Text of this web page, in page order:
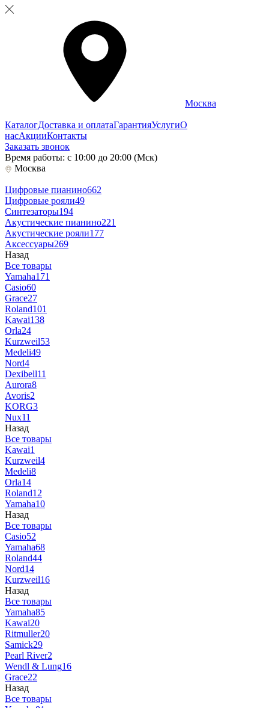
Москва
КаталогДоставка и оплатаГарантияУслугиО
насАкцииКонтакты
Заказать звонок
Время работы: с 10:00 до 20:00 (Мск)
Москва
Цифровые пианино662
Цифровые рояли49
Синтезаторы194
Акустические пианино221
Акустические рояли177
Аксессуары269
Назад
Все товары
Yamaha171
Casio60
Grace27
Roland101
Kawai138
Orla24
Kurzweil53
Medeli49
Nord4
Dexibell11
Aurora8
Avoris2
KORG3
Nux11
Назад
Все товары
Kawai1
Kurzweil4
Medeli8
Orla14
Roland12
Yamaha10
Назад
Все товары
Casio52
Yamaha68
Roland44
Nord14
Kurzweil16
Назад
Все товары
Yamaha85
Kawai20
Ritmuller20
Samick29
Pearl River2
Wendl & Lung16
Grace22
Назад
Все товары